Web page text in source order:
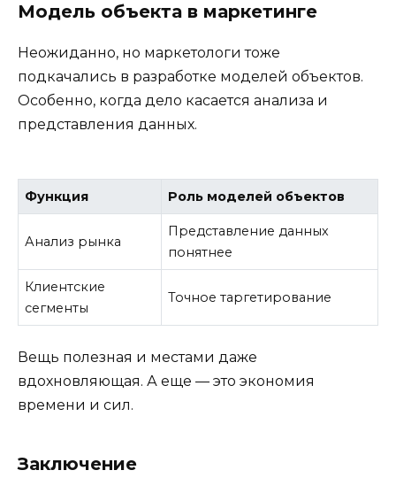
Модель объекта в маркетинге
Неожиданно, но маркетологи тоже
подкачались в разработке моделей объектов.
Особенно, когда дело касается анализа и
представления данных.
Функция Роль моделей объектов
Анализ рынка
Представление данных
понятнее
Клиентские
сегменты
Точное таргетирование
Вещь полезная и местами даже
вдохновляющая. А еще — это экономия
времени и сил.
Заключение